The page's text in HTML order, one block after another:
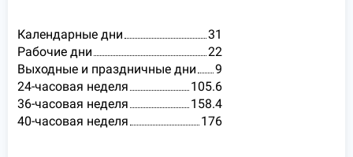
Календарные дни
31
Рабочие дни
22
Выходные и праздничные дни
9
24-часовая неделя
105.6
36-часовая неделя
158.4
40-часовая неделя
176